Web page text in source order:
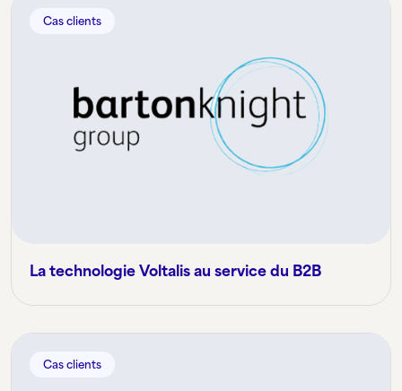
Cas clients
La technologie Voltalis au service du B2B
Cas clients